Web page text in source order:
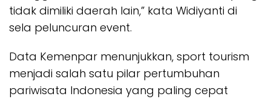
tidak dimiliki daerah lain,” kata Widiyanti di
sela peluncuran event.
Data Kemenpar menunjukkan, sport tourism
menjadi salah satu pilar pertumbuhan
pariwisata Indonesia yang paling cepat